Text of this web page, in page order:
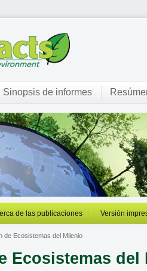
Sinopsis de informes
de las publicaciones Versión
de Ecosistemas del Milenio
Ecosistemas del